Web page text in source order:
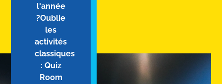
l'année
?Oublie
les
activités
classiques
: Quiz
Room